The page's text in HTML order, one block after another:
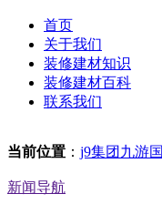
首页
关于我们
装修建材知识
装修建材百科
联系我们
当前位置 ： j9集团九游
新闻导航